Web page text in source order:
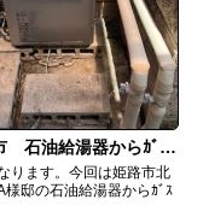
油給湯器からｶﾞｽ給湯器へ取替
ります。今回は姫路市北
様邸の石油給湯器からｶﾞｽ